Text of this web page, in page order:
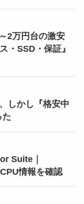
2万円台の激安
・SSD・保証』
しかし『格安中
た
Suite｜
情報を確認